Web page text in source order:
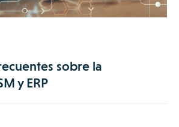
sobre la
y ERP